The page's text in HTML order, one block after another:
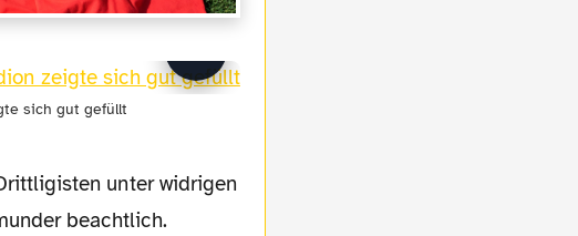
sich gut gefüllt
unter widrigen
beachtlich.